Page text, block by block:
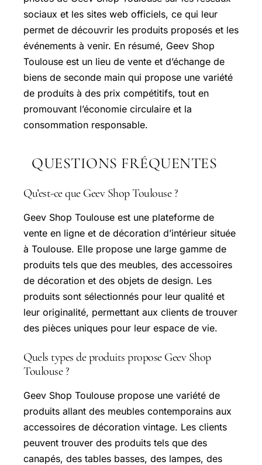
sociaux et les sites web officiels, ce qui leur
permet de découvrir les produits proposés et les
événements à venir. En résumé, Geev Shop
Toulouse est un lieu de vente et d’échange de
biens de seconde main qui propose une variété
de produits à des prix compétitifs, tout en
promouvant l’économie circulaire et la
consommation responsable.
QUESTIONS FRÉQUENTES
Qu’est-ce que Geev Shop Toulouse ?
Geev Shop Toulouse est une plateforme de
vente en ligne et de décoration d’intérieur située
à Toulouse. Elle propose une large gamme de
produits tels que des meubles, des accessoires
de décoration et des objets de design. Les
produits sont sélectionnés pour leur qualité et
leur originalité, permettant aux clients de trouver
des pièces uniques pour leur espace de vie.
Quels types de produits propose Geev Shop
Toulouse ?
Geev Shop Toulouse propose une variété de
produits allant des meubles contemporains aux
accessoires de décoration vintage. Les clients
peuvent trouver des produits tels que des
canapés, des tables basses, des lampes, des